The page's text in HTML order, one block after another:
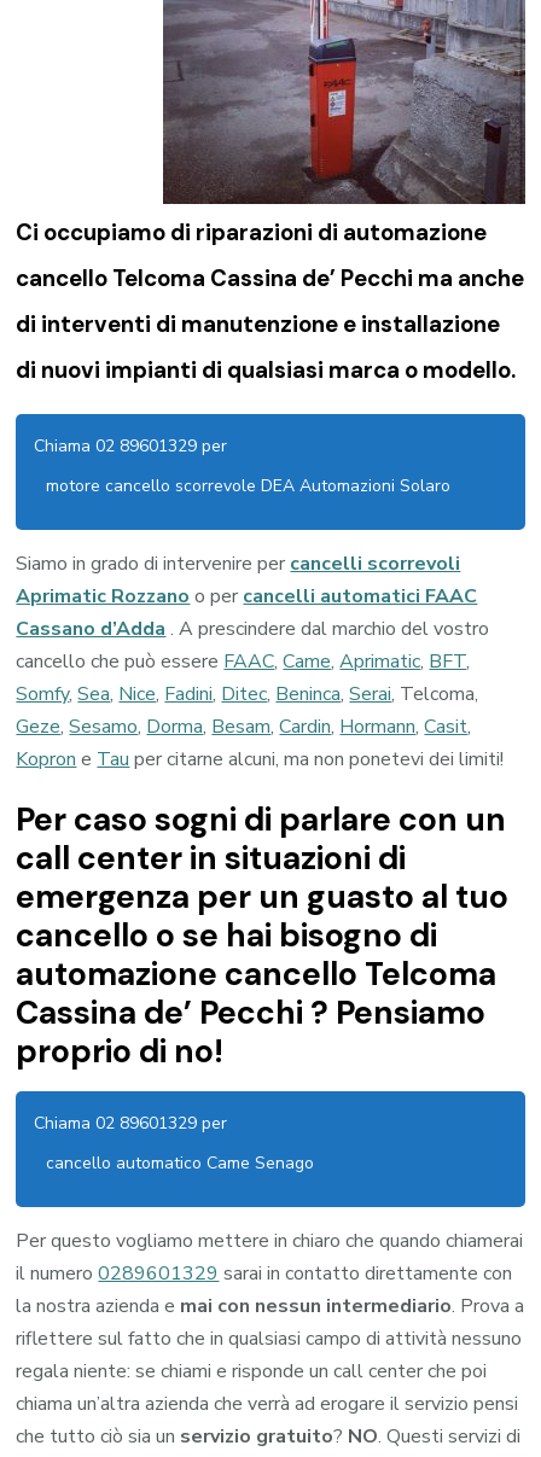
Ci occupiamo di riparazioni di automazione
cancello Telcoma Cassina de’ Pecchi ma anche
di interventi di manutenzione e installazione
di nuovi impianti di qualsiasi marca o modello.
Chiama 02 89601329 per
motore cancello scorrevole DEA Automazioni Solaro
Siamo in grado di intervenire per cancelli scorrevoli
Aprimatic Rozzano o per cancelli automatici FAAC
Cassano d’Adda . A prescindere dal marchio del vostro
cancello che può essere FAAC,Came,Aprimatic, BFT,
Somfy,Sea, Nice, Fadini, Ditec, Beninca,Serai, Telcoma,
Geze,Sesamo, Dorma, Besam,Cardin, Hormann,Casit,
Kopron e Tau per citarne alcuni, ma non ponetevi dei limiti!
Per caso sogni di parlare con un
call center in situazioni di
emergenza per un guasto al tuo
cancello o se hai bisogno di
automazione cancello Telcoma
Cassina de’ Pecchi ? Pensiamo
proprio di no!
Chiama 02 89601329 per
cancello automatico Came Senago
Per questo vogliamo mettere in chiaro che quando chiamerai
il numero0289601329sarai in contatto direttamente con
la nostra azienda e mai con nessun intermediario. Prova a
riflettere sul fatto che in qualsiasi campo di attività nessuno
regala niente: se chiami e risponde un call center che poi
chiama un’altra azienda che verrà ad erogare il servizio pensi
che tutto ciò sia un servizio gratuito? NO. Questi servizi di